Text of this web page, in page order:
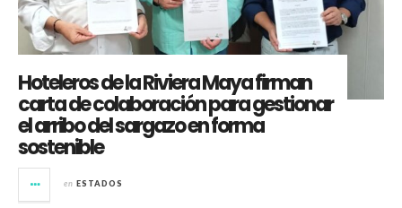
Hoteleros de la Riviera Maya firman
carta de colaboración para gestionar
el arribo del sargazo en forma
sostenible
en ESTADOS